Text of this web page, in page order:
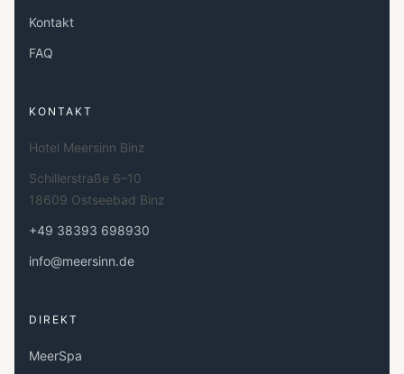
Kontakt
FAQ
KONTAKT
Hotel Meersinn Binz
Schillerstraße 6–10
18609 Ostseebad Binz
+49 38393 698930
info@meersinn.de
DIREKT
MeerSpa